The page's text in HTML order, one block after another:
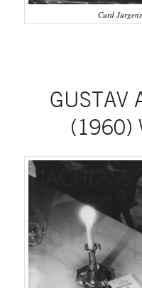
Curd
GUSTAV
(1960)